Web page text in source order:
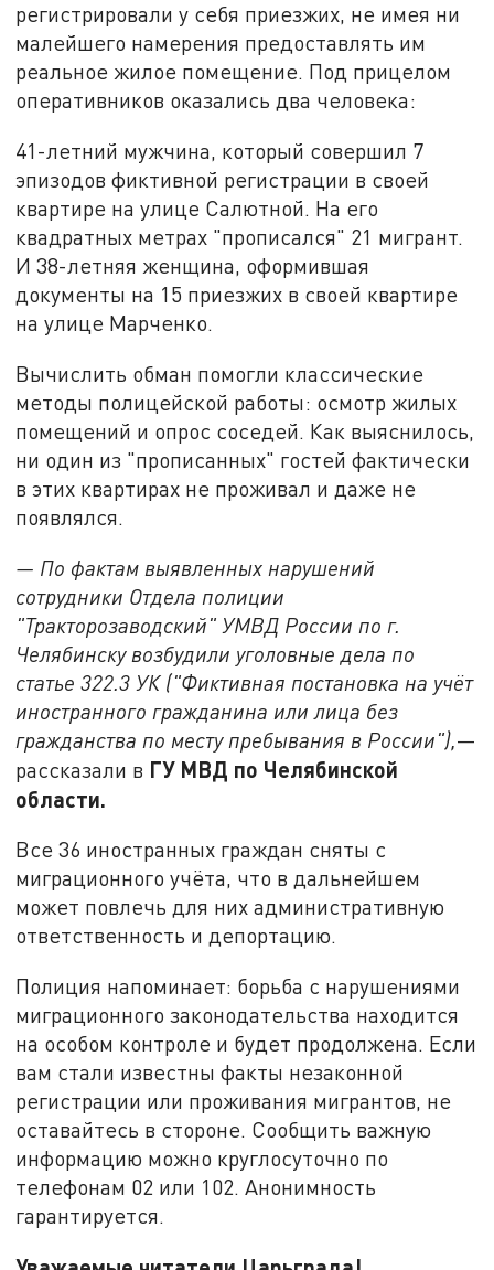
регистрировали у себя приезжих, не имея ни
малейшего намерения предоставлять им
реальное жилое помещение. Под прицелом
оперативников оказались два человека:
41-летний мужчина, который совершил 7
эпизодов фиктивной регистрации в своей
квартире на улице Салютной. На его
квадратных метрах "прописался" 21 мигрант.
И 38-летняя женщина, оформившая
документы на 15 приезжих в своей квартире
на улице Марченко.
Вычислить обман помогли классические
методы полицейской работы: осмотр жилых
помещений и опрос соседей. Как выяснилось,
ни один из "прописанных" гостей фактически
в этих квартирах не проживал и даже не
появлялся.
— По фактам выявленных нарушений
сотрудники Отдела полиции
"Тракторозаводский" УМВД России по г.
Челябинску возбудили уголовные дела по
статье 322.3 УК ("Фиктивная постановка на учёт
иностранного гражданина или лица без
гражданства по месту пребывания в России"), —
рассказали в ГУ МВД по Челябинской
области.
Все 36 иностранных граждан сняты с
миграционного учёта, что в дальнейшем
может повлечь для них административную
ответственность и депортацию.
Полиция напоминает: борьба с нарушениями
миграционного законодательства находится
на особом контроле и будет продолжена. Если
вам стали известны факты незаконной
регистрации или проживания мигрантов, не
оставайтесь в стороне. Сообщить важную
информацию можно круглосуточно по
телефонам 02 или 102. Анонимность
гарантируется.